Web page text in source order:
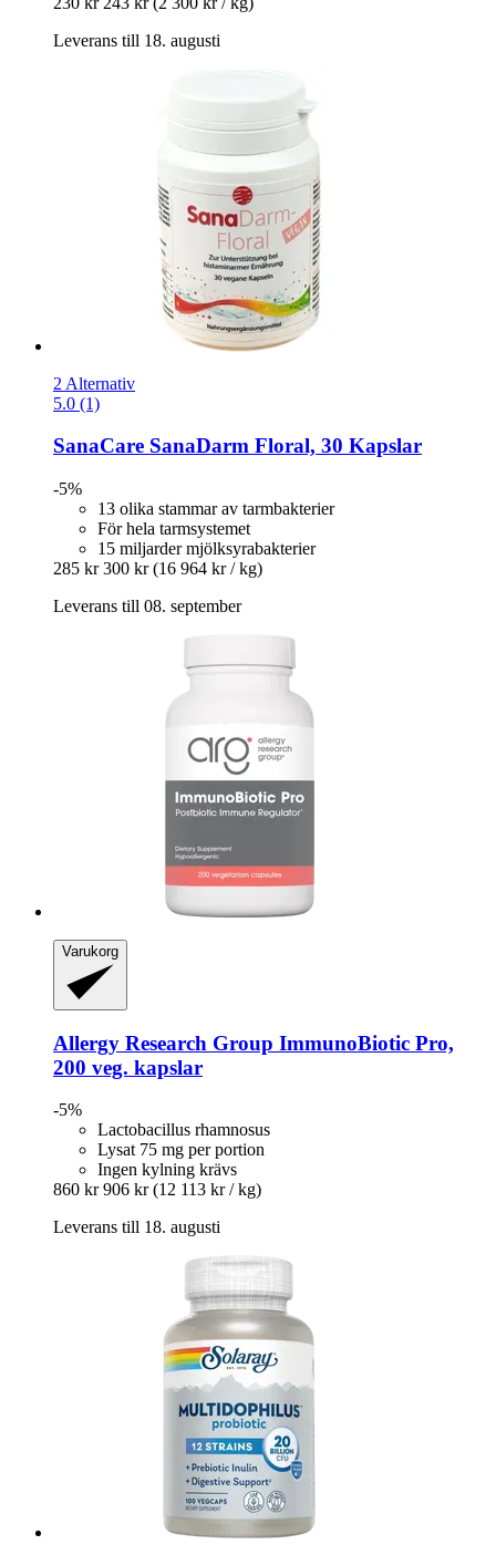
Leverans till 18. augusti
2 Alternativ
5.0 (1)
SanaCare SanaDarm Floral, 30 Kapslar
-5%
13 olika stammar av tarmbakterier
För hela tarmsystemet
15 miljarder mjölksyrabakterier
285 kr 300 kr (16 964 kr / kg)
Leverans till 08. september
Varukorg
Allergy Research Group ImmunoBiotic Pro,
200 veg. kapslar
-5%
Lactobacillus rhamnosus
Lysat 75 mg per portion
Ingen kylning krävs
860 kr 906 kr (12 113 kr / kg)
Leverans till 18. augusti